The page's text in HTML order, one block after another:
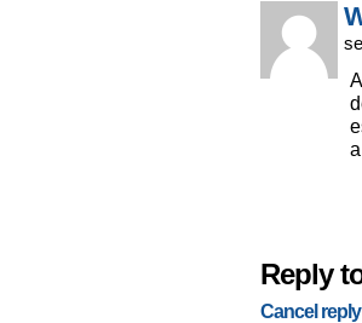
Reply
Cancel reply